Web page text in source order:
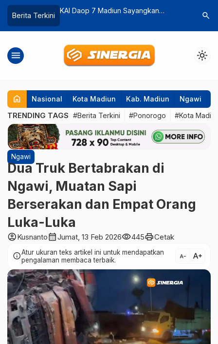
Berita Terkini
Jelang Pergantian Direksi, Ini Catatan
Taman Sari Kota Madiun
Bupati
search
menu light_mode
home Nasional Kota Madiun Kab. Madiun Ngawi
TRENDING TAGS #Berita Terkini #Ponorogo #Kota
Ngawi
Dua Truk Bertabrakan di
Ngawi, Muatan Sapi
Berserakan dan Empat Orang
Luka-Luka
account_circleKusnantocalendar_monthJumat, 13 Feb 2026visibility445printCetak
infoAtur ukuran teks artikel ini untuk mendapatkan
pengalaman membaca terbaik.
text_decrease text_increase